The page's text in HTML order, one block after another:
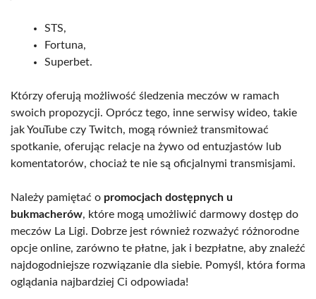
STS,
Fortuna,
Superbet.
Którzy oferują możliwość śledzenia meczów w ramach
swoich propozycji. Oprócz tego, inne serwisy wideo, takie
jak YouTube czy Twitch, mogą również transmitować
spotkanie, oferując relacje na żywo od entuzjastów lub
komentatorów, chociaż te nie są oficjalnymi transmisjami.
Należy pamiętać o promocjach dostępnych u
bukmacherów, które mogą umożliwić darmowy dostęp do
meczów La Ligi. Dobrze jest również rozważyć różnorodne
opcje online, zarówno te płatne, jak i bezpłatne, aby znaleźć
najdogodniejsze rozwiązanie dla siebie. Pomyśl, która forma
oglądania najbardziej Ci odpowiada!